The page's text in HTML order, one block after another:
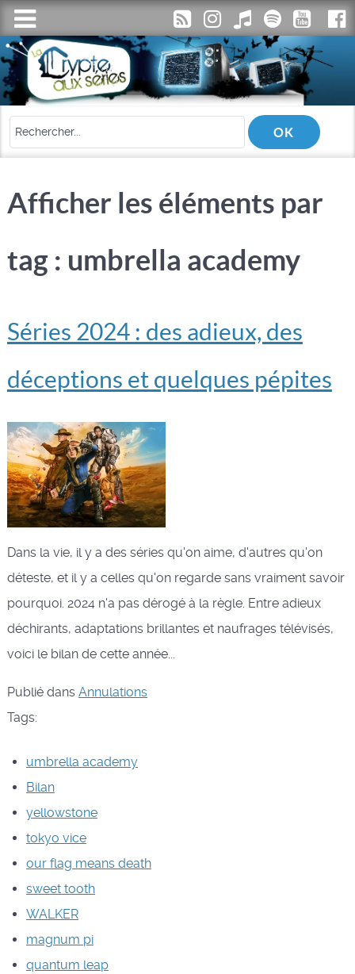
Afficher les éléments par
tag : umbrella academy
Séries 2024 : des adieux, des
déceptions et quelques pépites
Dans la vie, il y a des séries qu'on aime, d'autres qu'on
déteste, et il y a celles qu'on regarde sans vraiment savoir
pourquoi. 2024 n'a pas dérogé à la règle. Entre adieux
déchirants, adaptations brillantes et naufrages télévisés,
voici le bilan de cette année...
Publié dans Annulations
Tags:
umbrella academy
Bilan
yellowstone
tokyo vice
our flag means death
sweet tooth
WALKER
magnum pi
quantum leap